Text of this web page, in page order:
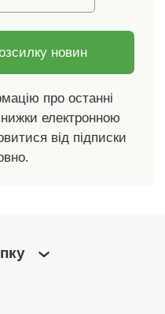
новин
про останні
електронною
від підписки